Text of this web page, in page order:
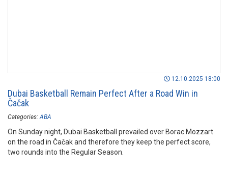
12.10.2025 18:00
Dubai Basketball Remain Perfect After a Road Win in
Čačak
Categories: ABA
On Sunday night, Dubai Basketball prevailed over Borac Mozzart
on the road in Čačak and therefore they keep the perfect score,
two rounds into the Regular Season.